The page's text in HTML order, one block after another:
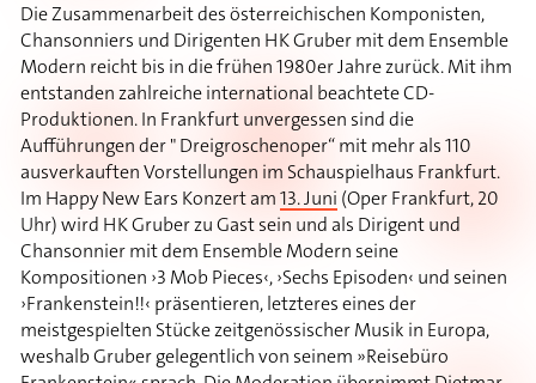
Die Zusammenarbeit des österreichischen Komponisten,
Chansonniers und Dirigenten HK Gruber mit dem Ensemble
Modern reicht bis in die frühen 1980er Jahre zurück. Mit ihm
entstanden zahlreiche international beachtete CD-
Produktionen. In Frankfurt unvergessen sind die
Aufführungen der " Dreigroschenoper“ mit mehr als 110
ausverkauften Vorstellungen im Schauspielhaus Frankfurt.
Im Happy New Ears Konzert am13. Juni (Oper Frankfurt, 20
Uhr) wird HK Gruber zu Gast sein und als Dirigent und
Chansonnier mit dem Ensemble Modern seine
Kompositionen ›3 Mob Pieces‹, ›Sechs Episoden‹ und seinen
›Frankenstein!!‹ präsentieren, letzteres eines der
meistgespielten Stücke zeitgenössischer Musik in Europa,
weshalb Gruber gelegentlich von seinem »Reisebüro